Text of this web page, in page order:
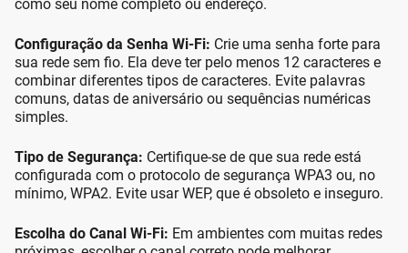
como seu nome completo ou endereço.
Configuração da Senha Wi-Fi: Crie uma senha forte para
sua rede sem fio. Ela deve ter pelo menos 12 caracteres e
combinar diferentes tipos de caracteres. Evite palavras
comuns, datas de aniversário ou sequências numéricas
simples.
Tipo de Segurança: Certifique-se de que sua rede está
configurada com o protocolo de segurança WPA3 ou, no
mínimo, WPA2. Evite usar WEP, que é obsoleto e inseguro.
Escolha do Canal Wi-Fi: Em ambientes com muitas redes